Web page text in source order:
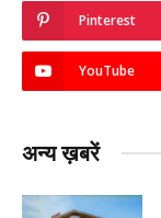
Pinterest
YouTube
अन्य ख़बरें